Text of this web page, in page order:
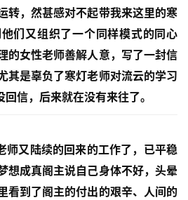
转，然甚感对不起带我来这里的寒
们又组织了一个同样模式的同心
的女性老师善解人意，写了一封信
其是辜负了寒灯老师对流云的学习
信，后来就在没有来往了。
又陆续的回来的工作了，已平稳
想成真阁主说自己身体不好，头晕
看到了阁主的付出的艰辛、人间的